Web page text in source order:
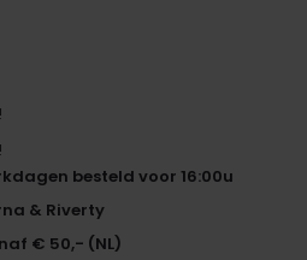
besteld voor 16:00u
& Riverty
€ 50,- (NL)